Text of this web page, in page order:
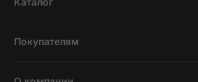
Планшеты
Покупателям